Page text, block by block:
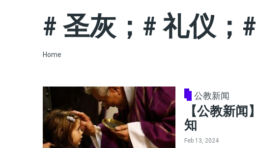
# 圣灰；# 礼仪；
Breadcrumb
Home
公教新闻
【公教新
知
Feb 13, 2024